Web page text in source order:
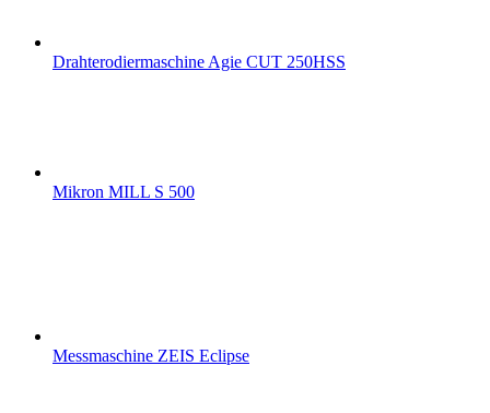
Drahterodiermaschine Agie CUT 250HSS
Mikron MILL S 500
Messmaschine ZEIS Eclipse